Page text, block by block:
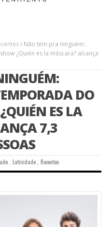
Não tem pra ninguém:
¿Quién es la máscara? alcança
DO
ES LA
7,3
,Latinidade Recentes